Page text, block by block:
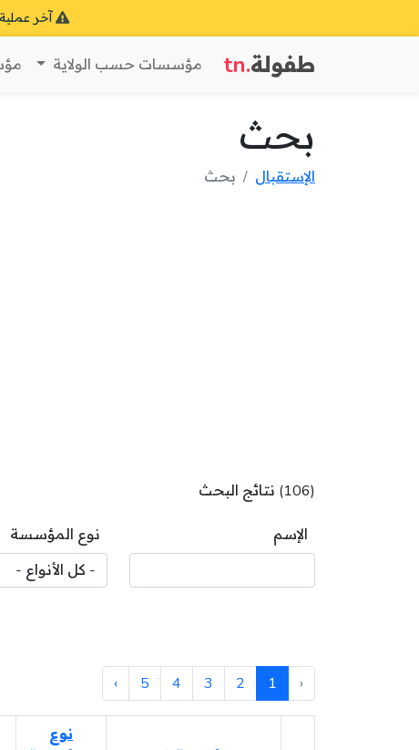
آخر
طفولة.tn مؤسسات حسب الولاية
بحث
الإستقبال بحث
(106) نتائج البحث
الإسم نوع المؤسسة
‹
1
2
3
4
5
›
نوع